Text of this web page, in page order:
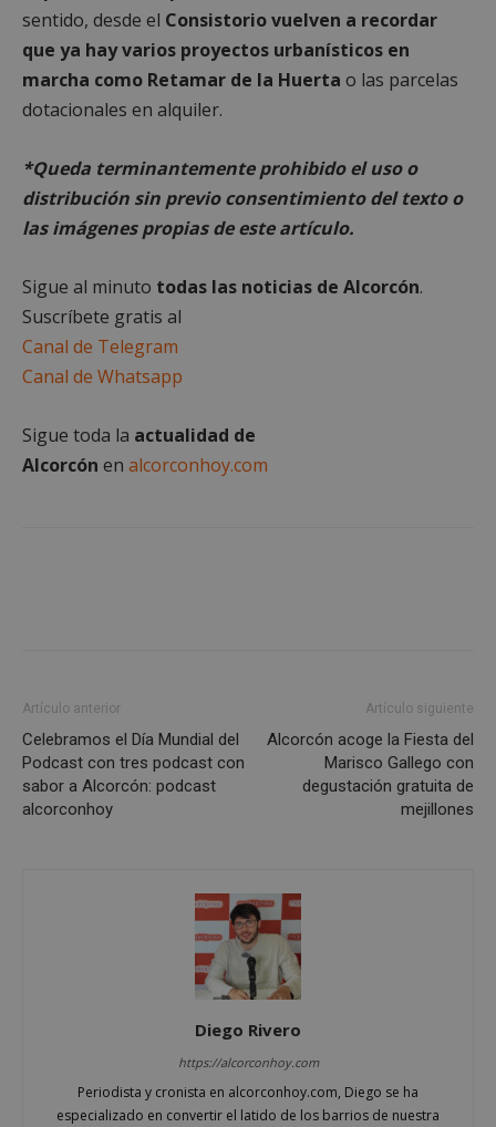
sentido, desde el Consistorio vuelven a recordar
que ya hay varios proyectos urbanísticos en
marcha como Retamar de la Huerta o las parcelas
dotacionales en alquiler.
*Queda terminantemente prohibido el uso o
distribución sin previo consentimiento del texto o
las imágenes propias de este artículo.
Sigue al minuto todas las noticias de Alcorcón.
Suscríbete gratis al
Canal de Telegram
Canal de Whatsapp
Sigue toda la actualidad de
Alcorcón en alcorconhoy.com
Artículo anterior
Celebramos el Día Mundial del
Podcast con tres podcast con
sabor a Alcorcón: podcast
alcorconhoy
Artículo siguiente
Alcorcón acoge la Fiesta del
Marisco Gallego con
degustación gratuita de
mejillones
Diego Rivero
https://alcorconhoy.com
Periodista y cronista en alcorconhoy.com, Diego se ha
especializado en convertir el latido de los barrios de nuestra
Cookies de
preferencias
Cookies de
Cookies no clasificadas
Cookies estrictamente necesarias
Cookies de rendimiento
Cookies de funcionalidad
Cookies no clasificadas
AWSALBCORS
Amazon.com
1 semana